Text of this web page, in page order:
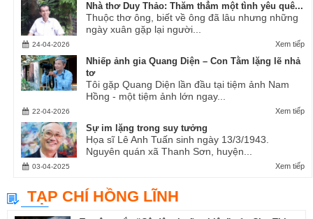
Nhà thơ Duy Thảo: Thăm thẳm một tình yêu quê...
Thuộc thơ ông, biết về ông đã lâu nhưng những
ngày xuân gặp lại người...
Xem tiếp
24-04-2026
Nhiếp ảnh gia Quang Diện – Con Tằm lặng lẽ nhả
tơ
Tôi gặp Quang Diện lần đầu tại tiệm ảnh Nam
Hồng - một tiệm ảnh lớn ngay...
Xem tiếp
22-04-2026
Sự im lặng trong suy tưởng
Họa sĩ Lê Anh Tuấn sinh ngày 13/3/1943.
Nguyên quán xã Thanh Sơn, huyện...
Xem tiếp
03-04-2025
TẠP CHÍ HỒNG LĨNH